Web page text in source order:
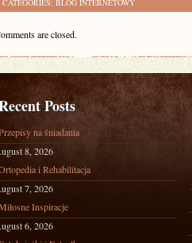
CATEGORIES: BLOG INTERNETOWY
are closed.
Posts
na śniadania
8, 2026
i Rehabilitacja
7, 2026
Inspiracje
6, 2026